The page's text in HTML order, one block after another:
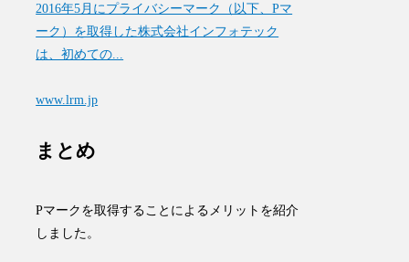
2016年5月にプライバシーマーク（以下、Pマ
ーク）を取得した株式会社インフォテック
は、初めての...
www.lrm.jp
まとめ
Pマークを取得することによるメリットを紹介
しました。